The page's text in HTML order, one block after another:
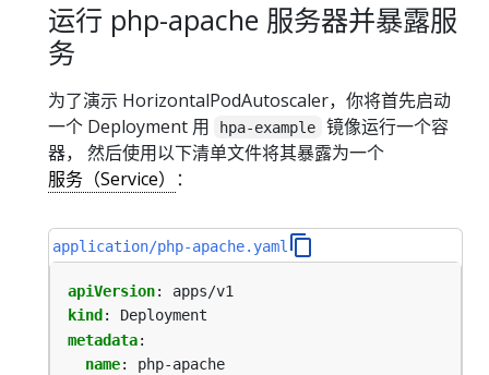
运行 php-apache 服务器并暴露服
务
为了演示 HorizontalPodAutoscaler，你将首先启动
一个 Deployment 用
hpa-example
镜像运行一个容
器， 然后使用以下清单文件将其暴露为一个
服务（Service）
：
application/php-apache.yaml
apiVersion:
apps/v1
kind :
Deployment
metadata:
name:
php-apache